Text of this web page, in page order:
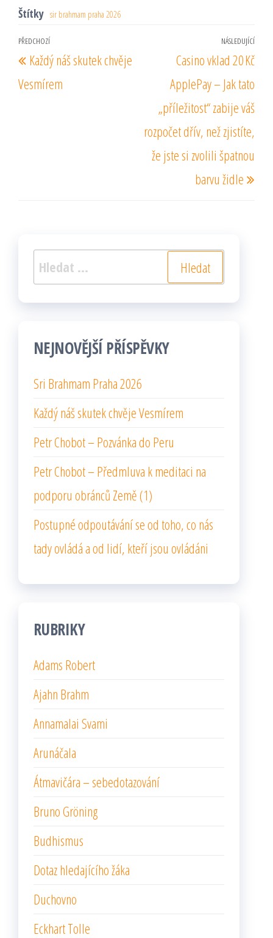
Štítky sir brahmam praha 2026
Navigace
pro
příspěvek
Předchozí
příspěvek
PŘEDCHOZÍ
Každý náš skutek chvěje
Vesmírem
NÁSLEDUJÍCÍ
Casino vklad 20 Kč
ApplePay – Jak tato
„příležitost“ zabije váš
rozpočet dřív, než zjistíte,
že jste si zvolili špatnou
barvu židle
Vyhledávání
NEJNOVĚJŠÍ PŘÍSPĚVKY
Sri Brahmam Praha 2026
Každý náš skutek chvěje Vesmírem
Petr Chobot – Pozvánka do Peru
Petr Chobot – Předmluva k meditaci na
podporu obránců Země (1)
Postupné odpoutávání se od toho, co nás
tady ovládá a od lidí, kteří jsou ovládáni
RUBRIKY
Adams Robert
Ajahn Brahm
Annamalai Svami
Arunáčala
Átmavičára – sebedotazování
Bruno Gröning
Budhismus
Dotaz hledajícího žáka
Duchovno
Eckhart Tolle